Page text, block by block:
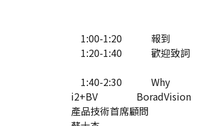
1:00-1:20 報到
1:20-1:40 歡迎致詞 i2
BroadVision
1:40-2:30 Why
i2+BV BoradVision
產品技術首席顧問